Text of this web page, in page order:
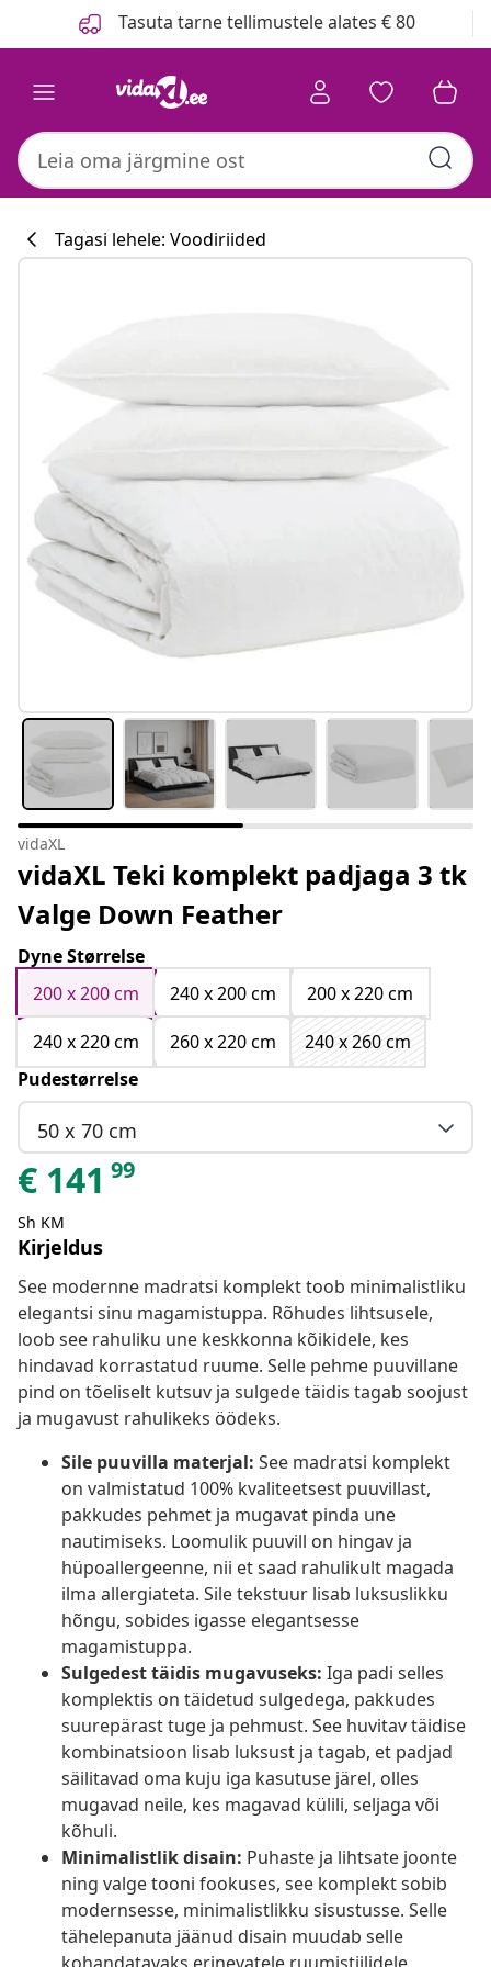
Tasuta tarne tellimustele alates € 80
Tagasi lehele: Voodiriided
vidaXL
vidaXL Teki komplekt padjaga 3 tk
Valge Down Feather
Dyne Størrelse
200 x 200 cm
240 x 200 cm
200 x 220 cm
240 x 220 cm
260 x 220 cm
240 x 260 cm
Pudestørrelse
50 x 70 cm
€ 141 99
Sh KM
Kirjeldus
See modernne madratsi komplekt toob minimalistliku
elegantsi sinu magamistuppa. Rõhudes lihtsusele,
loob see rahuliku une keskkonna kõikidele, kes
hindavad korrastatud ruume. Selle pehme puuvillane
pind on tõeliselt kutsuv ja sulgede täidis tagab soojust
ja mugavust rahulikeks öödeks.
Sile puuvilla materjal: See madratsi komplekt
on valmistatud 100% kvaliteetsest puuvillast,
pakkudes pehmet ja mugavat pinda une
nautimiseks. Loomulik puuvill on hingav ja
hüpoallergeenne, nii et saad rahulikult magada
ilma allergiateta. Sile tekstuur lisab luksuslikku
hõngu, sobides igasse elegantsesse
magamistuppa.
Sulgedest täidis mugavuseks: Iga padi selles
komplektis on täidetud sulgedega, pakkudes
suurepärast tuge ja pehmust. See huvitav täidise
kombinatsioon lisab luksust ja tagab, et padjad
säilitavad oma kuju iga kasutuse järel, olles
mugavad neile, kes magavad külili, seljaga või
kõhuli.
Minimalistlik disain: Puhaste ja lihtsate joonte
ning valge tooni fookuses, see komplekt sobib
modernsesse, minimalistlikku sisustusse. Selle
tähelepanuta jäänud disain muudab selle